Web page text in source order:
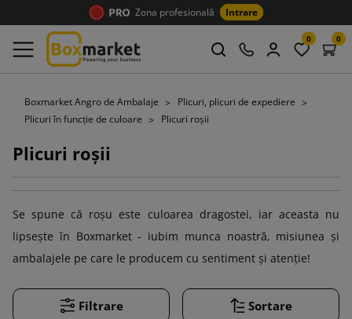
Zona profesională Intrare
0 0
Boxmarket Angro de Ambalaje
Plicuri, plicuri de expediere
Plicuri în funcție de culoare
Plicuri roșii
Plicuri roșii
Se spune că roșu este culoarea dragostei, iar aceasta nu
lipsește în Boxmarket - iubim munca noastră, misiunea și
ambalajele pe care le producem cu sentiment și atenție!
Filtrare Sortare